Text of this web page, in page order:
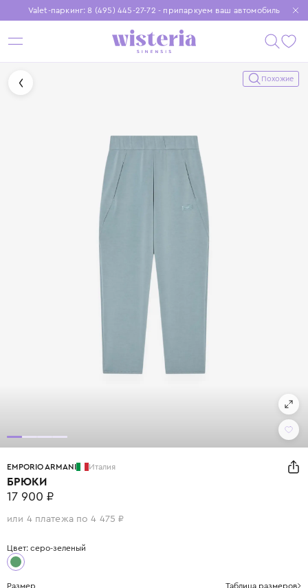
Valet-паркинг: 8 (495) 445-27-72 - припаркуем ваш автомобиль
Бесплатная доставка при заказе от 15 000 ₽
Установите приложение, чтобы покупки были еще удобнее
Похожие
EMPORIO ARMANI Италия
БРЮКИ
17 900 ₽
или 4 платежа по 4 475 ₽
Цвет: серо-зеленый